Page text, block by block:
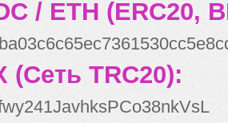
/ ETH (ERC20,
(Сеть TRC20):